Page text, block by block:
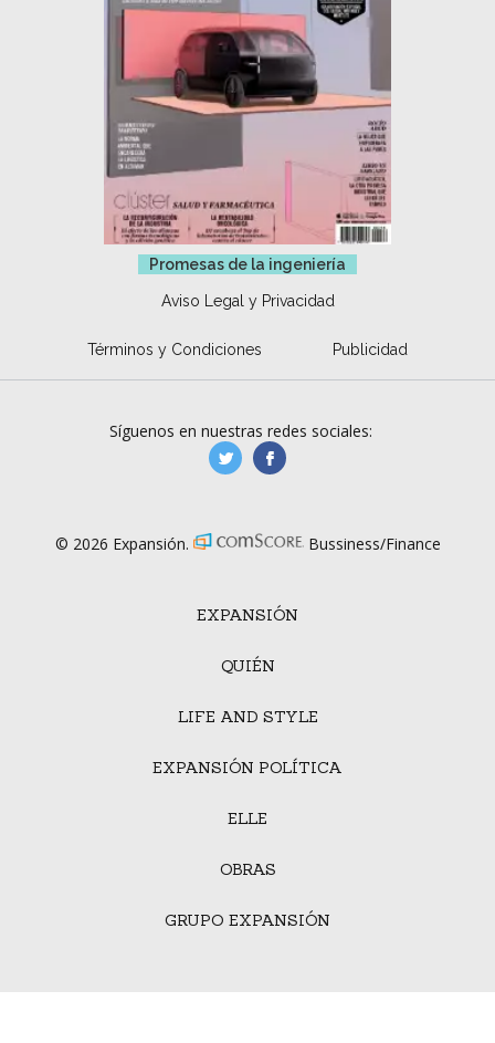
Promesas de la ingeniería
Aviso Legal y Privacidad
Términos y Condiciones Publicidad
EXPANSIÓN
QUIÉN
LIFE AND STYLE
EXPANSIÓN POLÍTICA
ELLE
OBRAS
GRUPO EXPANSIÓN
Síguenos en nuestras redes sociales:
manufacturaGE
© 2026 Expansión. Bussiness/Finance